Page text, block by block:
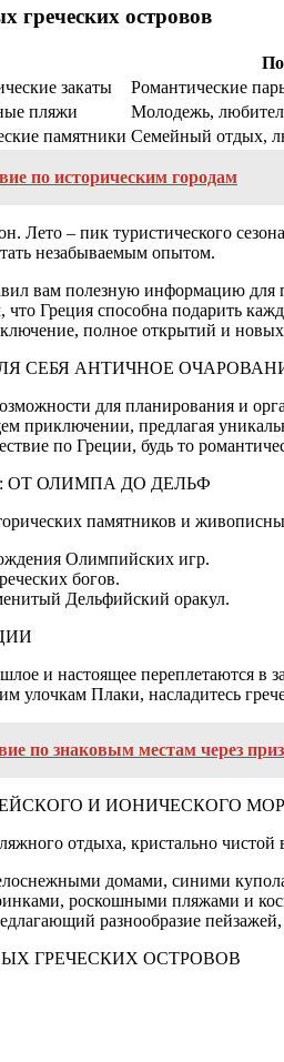
греческих островов
закаты
Романтические
пляжи
Молодежь,
памятники Семейный отдых,
по историческим городам
Лето – пик туристического
незабываемым опытом.
вам полезную информацию
Греция способна подарить
полное открытий и
СЕБЯ АНТИЧНОЕ
для планирования и
приключении, предлагая
по Греции, будь то
ОТ ОЛИМПА ДО ДЕЛЬФ
памятников и
Олимпийских игр.
богов.
Дельфийский оракул.
и настоящее переплетаются
улочкам Плаки, насладитесь
по знаковым местам через
И ИОНИЧЕСКОГО
отдыха, кристально
домами, синими
роскошными пляжами и
разнообразие
ГРЕЧЕСКИХ ОСТРОВОВ